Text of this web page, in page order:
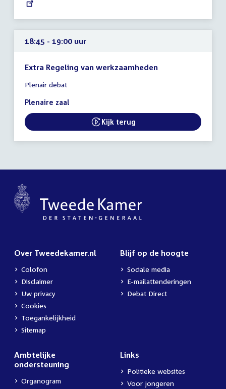
uur
18:45 - 19:00 uur
Extra Regeling van werkzaamheden
vergadering
18:45
19:00
uur
Plenair debat
Plenaire zaal
External link:
Kijk terug
Over Tweedekamer.nl
Colofon
Disclaimer
Uw privacy
Cookies
Toegankelijkheid
Sitemap
Blijf op de hoogte
Sociale media
E-mailattenderingen
Debat Direct
Ambtelijke
ondersteuning
Organogram
Links
Politieke websites
Voor jongeren